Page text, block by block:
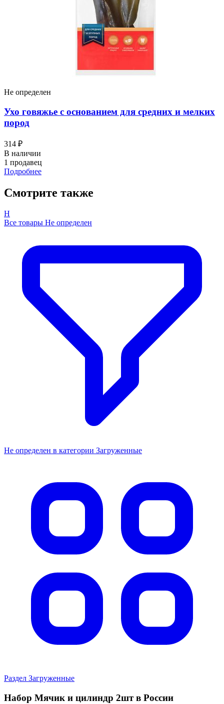
Не определен
Ухо говяжье с основанием для средних и мелких
пород
314 ₽
В наличии
1 продавец
Подробнее
Смотрите также
Н
Все товары Не определен
Не определен в категории Загруженные
Раздел Загруженные
Набор Мячик и цилиндр 2шт в России